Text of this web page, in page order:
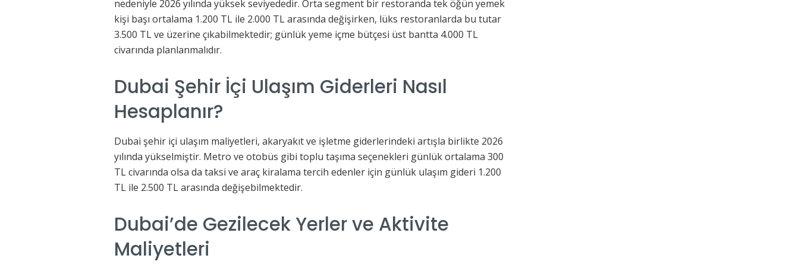
nedeniyle 2026 yılında yüksek seviyededir. Orta segment bir restoranda tek öğün yemek
kişi başı ortalama 1.200 TL ile 2.000 TL arasında değişirken, lüks restoranlarda bu tutar
3.500 TL ve üzerine çıkabilmektedir; günlük yeme içme bütçesi üst bantta 4.000 TL
civarında planlanmalıdır.
Dubai Şehir İçi Ulaşım Giderleri Nasıl
Hesaplanır?
Dubai şehir içi ulaşım maliyetleri, akaryakıt ve işletme giderlerindeki artışla birlikte 2026
yılında yükselmiştir. Metro ve otobüs gibi toplu taşıma seçenekleri günlük ortalama 300
TL civarında olsa da taksi ve araç kiralama tercih edenler için günlük ulaşım gideri 1.200
TL ile 2.500 TL arasında değişebilmektedir.
Dubai’de Gezilecek Yerler ve Aktivite
Maliyetleri